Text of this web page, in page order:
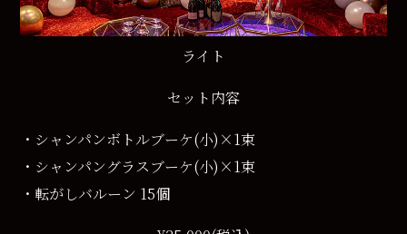
ライト
セット内容
・シャンパンボトルブーケ(小)×1束
・シャンパングラスブーケ(小)×1束
・転がしバルーン 15個